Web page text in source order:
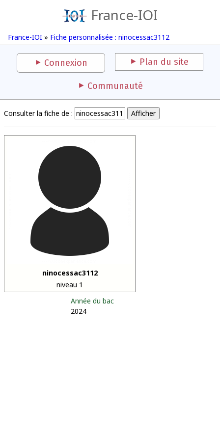
France-IOI
France-IOI » Fiche personnalisée : ninocessac3112
Connexion Plan du site
Communauté
Consulter la fiche de :
ninocessac3112
niveau 1
Année du bac
2024